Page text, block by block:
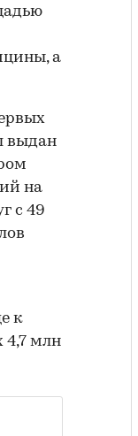
а
выдан
на
с 49
к
4,7 млн